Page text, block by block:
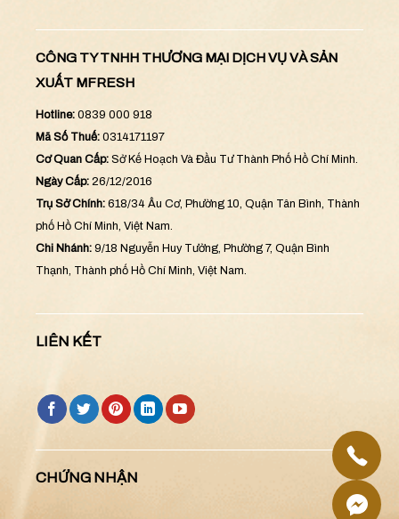
CÔNG TY TNHH THƯƠNG MẠI DỊCH VỤ VÀ SẢN
XUẤT MFRESH
Hotline: 0839 000 918
Mã Số Thuế: 0314171197
Cơ Quan Cấp: Sở Kế Hoạch Và Đầu Tư Thành Phố Hồ Chí Minh.
Ngày Cấp: 26/12/2016
Trụ Sở Chính: 618/34 Âu Cơ, Phường 10, Quận Tân Bình, Thành
phố Hồ Chí Minh, Việt Nam.
Chi Nhánh: 9/18 Nguyễn Huy Tưởng, Phường 7, Quận Bình
Thạnh, Thành phố Hồ Chí Minh, Việt Nam.
LIÊN KẾT
CHỨNG NHẬN